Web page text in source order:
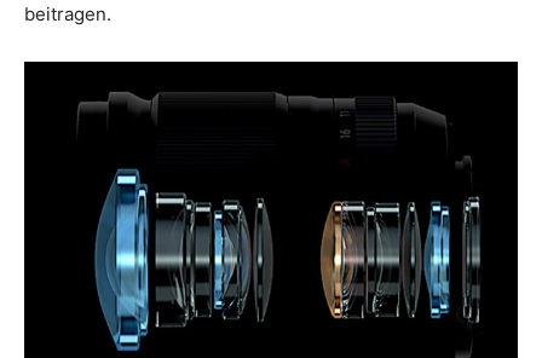
beitragen.